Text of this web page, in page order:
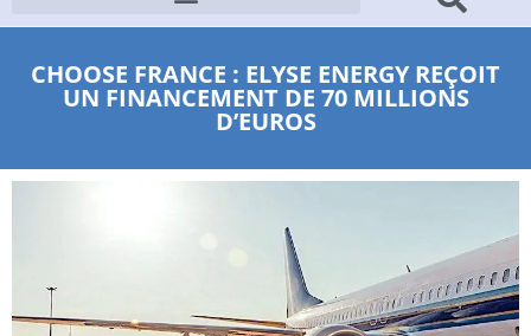
CHOOSE FRANCE : ELYSE ENERGY REÇOIT
UN FINANCEMENT DE 70 MILLIONS
D’EUROS